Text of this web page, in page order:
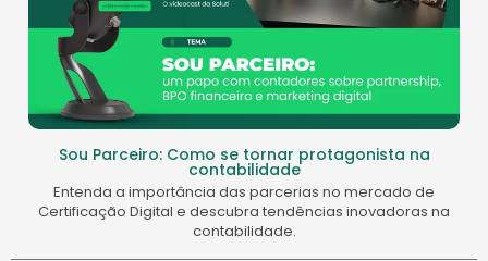
Sou Parceiro: Como se tornar protagonista na
contabilidade
Entenda a importância das parcerias no mercado de
Certificação Digital e descubra tendências inovadoras na
contabilidade.